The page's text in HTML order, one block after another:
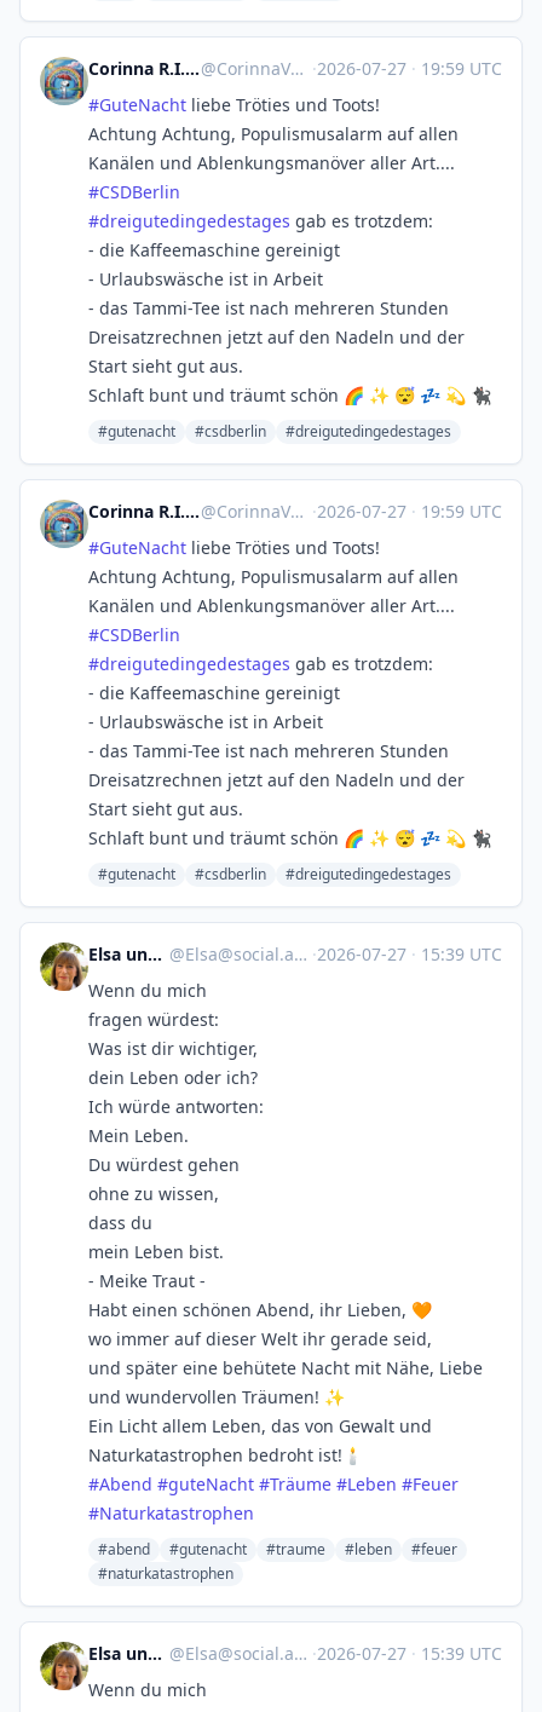
Corinna R.I.P. Natenom :nona:@CorinnaVahrenk1@troet.cafe ·2026-07-27 · 19:59 UTC
#GuteNacht liebe Tröties und Toots!
Achtung Achtung, Populismusalarm auf allen
Kanälen und Ablenkungsmanöver aller Art....
#CSDBerlin
#dreigutedingedestages gab es trotzdem:
- die Kaffeemaschine gereinigt
- Urlaubswäsche ist in Arbeit
- das Tammi-Tee ist nach mehreren Stunden
Dreisatzrechnen jetzt auf den Nadeln und der
Start sieht gut aus.
Schlaft bunt und träumt schön 🌈 ✨ 😴 💤 💫 🐈‍⬛
#gutenacht #csdberlin #dreigutedingedestages
Corinna R.I.P. Natenom :nona:@CorinnaVahrenk1@troet.cafe ·2026-07-27 · 19:59 UTC
#GuteNacht liebe Tröties und Toots!
Achtung Achtung, Populismusalarm auf allen
Kanälen und Ablenkungsmanöver aller Art....
#CSDBerlin
#dreigutedingedestages gab es trotzdem:
- die Kaffeemaschine gereinigt
- Urlaubswäsche ist in Arbeit
- das Tammi-Tee ist nach mehreren Stunden
Dreisatzrechnen jetzt auf den Nadeln und der
Start sieht gut aus.
Schlaft bunt und träumt schön 🌈 ✨ 😴 💤 💫 🐈‍⬛
#gutenacht #csdberlin #dreigutedingedestages
Elsa und Balou @Elsa@social.anoxinon.de ·2026-07-27 · 15:39 UTC
Wenn du mich
fragen würdest:
Was ist dir wichtiger,
dein Leben oder ich?
Ich würde antworten:
Mein Leben.
Du würdest gehen
ohne zu wissen,
dass du
mein Leben bist.
- Meike Traut -
Habt einen schönen Abend, ihr Lieben, 🧡
wo immer auf dieser Welt ihr gerade seid,
und später eine behütete Nacht mit Nähe, Liebe
und wundervollen Träumen! ✨
Ein Licht allem Leben, das von Gewalt und
Naturkatastrophen bedroht ist!🕯️
#Abend #guteNacht #Träume #Leben #Feuer
#Naturkatastrophen
#abend #gutenacht #traume #leben
#feuer
#naturkatastrophen
Elsa und Balou @Elsa@social.anoxinon.de ·2026-07-27 · 15:39 UTC
Wenn du mich